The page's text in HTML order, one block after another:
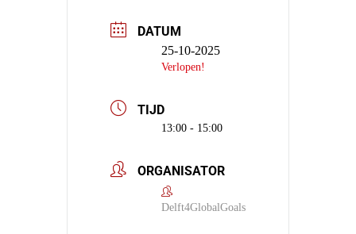
DATUM
25-10-2025
Verlopen!
TIJD
13:00 - 15:00
ORGANISATOR
Delft4GlobalGoals